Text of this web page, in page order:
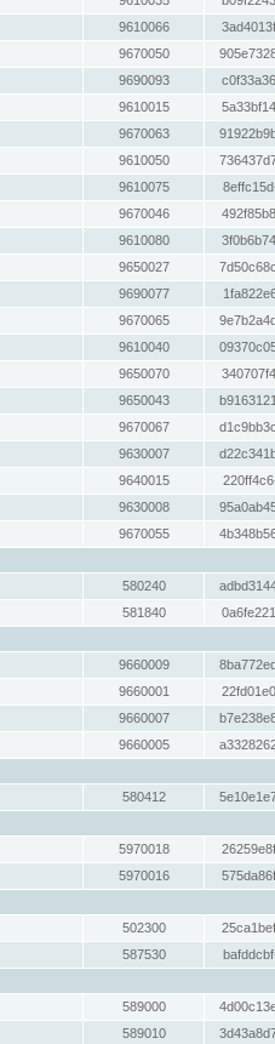
9610066
9670050
9690093
9610015
9670063
9610050
9610075
9670046
9610080
9650027
9690077
9670065
9610040
9650070
9650043
9670067
9630007
9640015
9630008
9670055
580240
581840
9660009
9660001
9660007
9660005
580412
5970018
5970016
502300
587530
589000
589010